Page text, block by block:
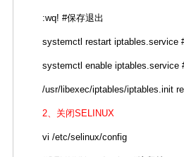
:wq! #保存退出
systemctl restart iptables.service
systemctl enable iptables.service
/usr/libexec/iptables/iptables.init
2、关闭SELINUX
vi /etc/selinux/config